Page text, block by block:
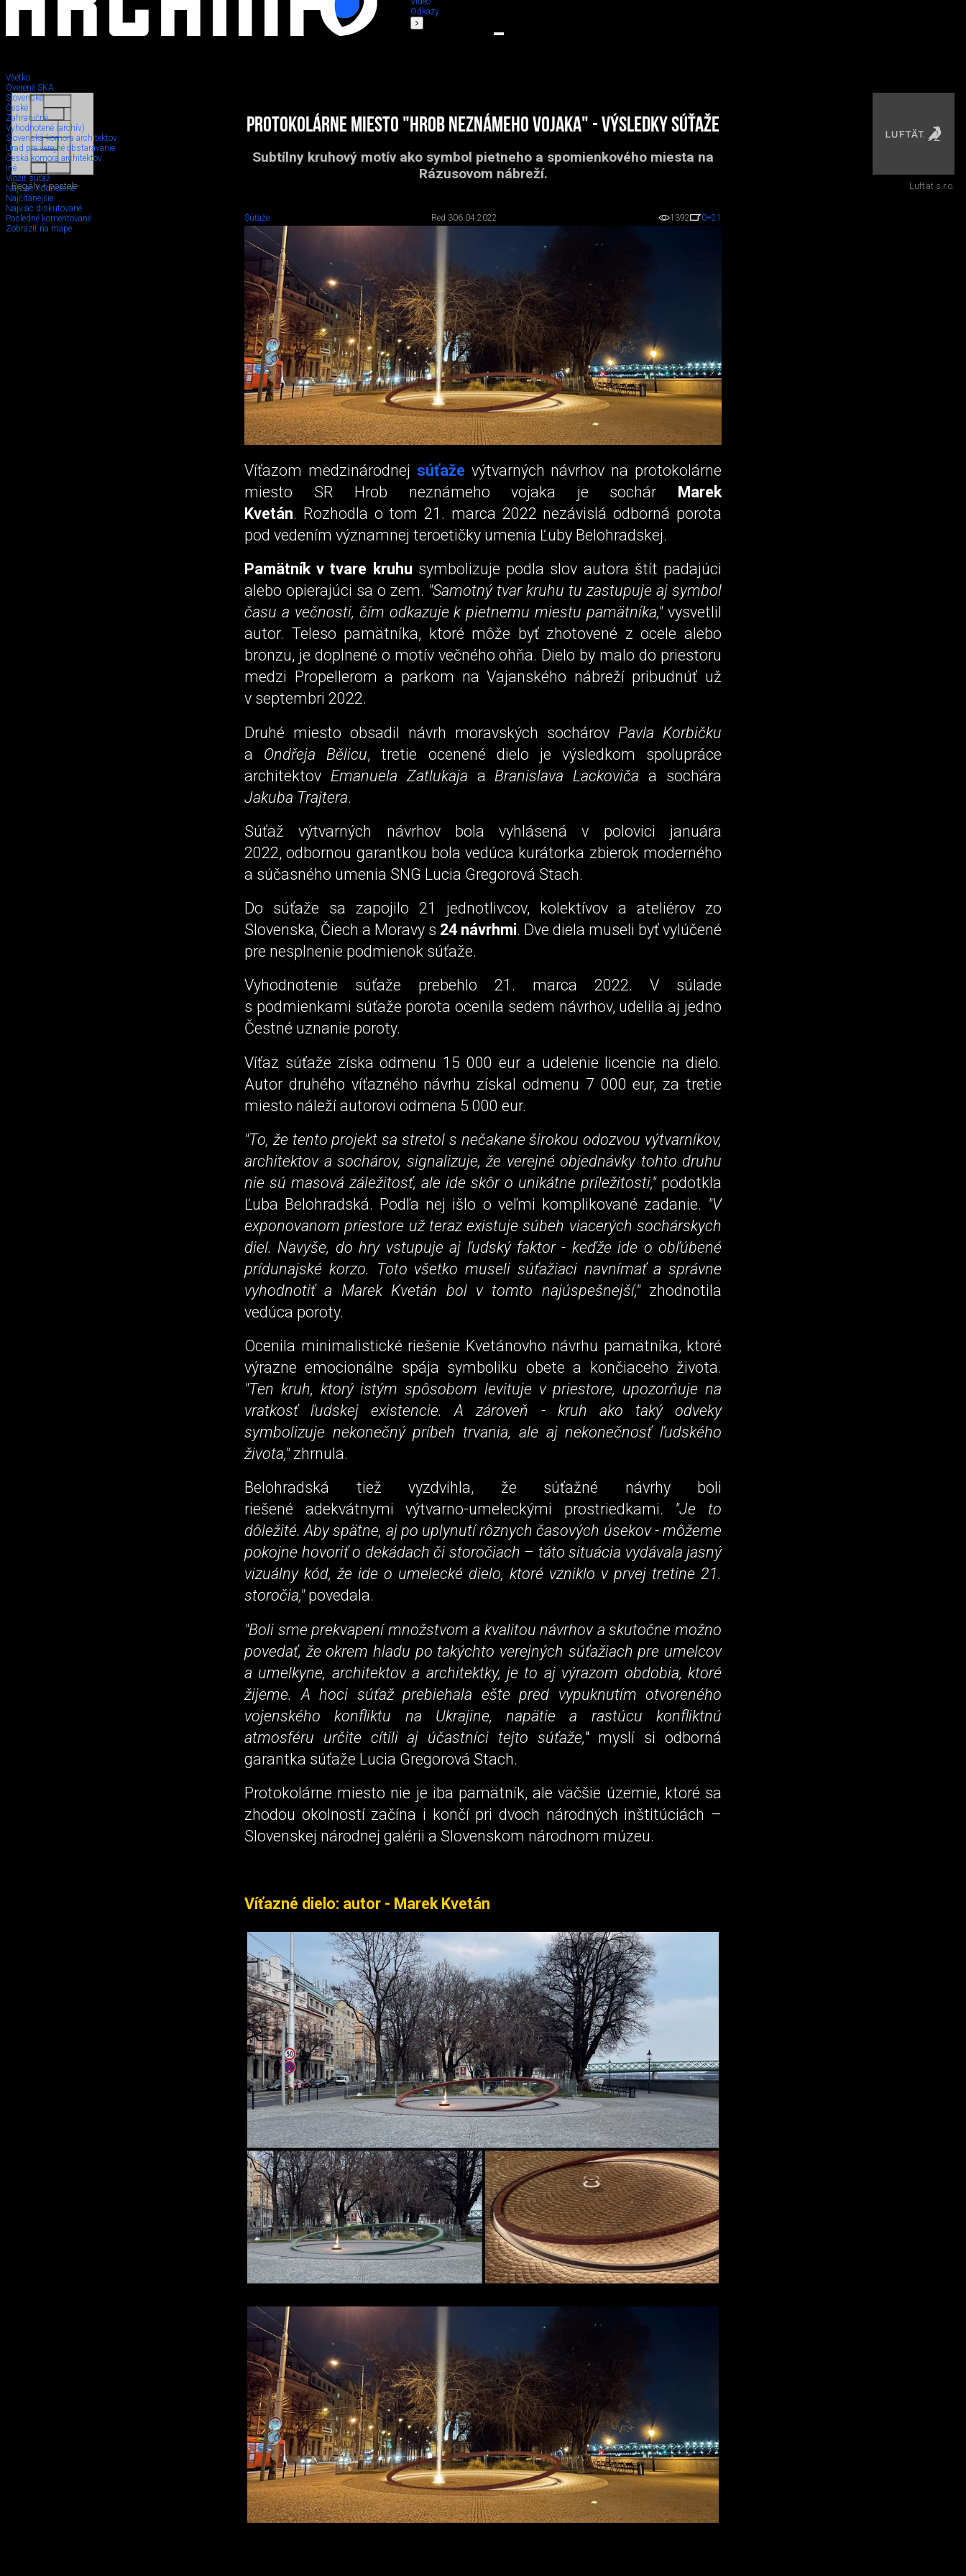
Odkazy
Všetko
Overené SKA
Slovenské
České
Zahraničné
Vyhodnotené (archív)
Slovenská komora architektov
Úrad pre verejné obstarávanie
Česká komora architektov
Iné
Vložiť súťaž
Najviac hodnotené
Najčítanejšie
Najviac diskutované
Posledné komentované
Zobraziť na mape
Protokolárne miesto "Hrob neznámeho vojaka" - výsledky súťaže
Subtílny kruhový motív ako symbol pietneho a spomienkového miesta na
Rázusovom nábreží.
Súťaže Red 306.04.2022 1392 0+21
Víťazom medzinárodnej súťaže výtvarných návrhov na protokolárne
miesto SR Hrob neznámeho vojaka je sochár Marek
Kvetán. Rozhodla o tom 21. marca 2022 nezávislá odborná porota
pod vedením významnej teroetičky umenia Ľuby Belohradskej.
Pamätník v tvare kruhu symbolizuje podla slov autora štít padajúci
alebo opierajúci sa o zem. "Samotný tvar kruhu tu zastupuje aj symbol
času a večnosti, čím odkazuje k pietnemu miestu pamätníka,"vysvetlil
autor. Teleso pamätníka, ktoré môže byť zhotovené z ocele alebo
bronzu, je doplnené o motív večného ohňa. Dielo by malo do priestoru
medzi Propellerom a parkom na Vajanského nábreží pribudnúť už
v septembri 2022.
Druhé miesto obsadil návrh moravských sochárov Pavla Korbičku
a Ondřeja Bělicu, tretie ocenené dielo je výsledkom spolupráce
architektov Emanuela Zatlukaja a Branislava Lackoviča a sochára
Jakuba Trajtera.
Súťaž výtvarných návrhov bola vyhlásená v polovici januára
2022, odbornou garantkou bola vedúca kurátorka zbierok moderného
a súčasného umenia SNG Lucia Gregorová Stach.
Do súťaže sa zapojilo 21 jednotlivcov, kolektívov a ateliérov zo
Slovenska, Čiech a Moravy s 24 návrhmi. Dve diela museli byť vylúčené
pre nesplnenie podmienok súťaže.
Vyhodnotenie súťaže prebehlo 21. marca 2022. V súlade
s podmienkami súťaže porota ocenila sedem návrhov, udelila aj jedno
Čestné uznanie poroty.
Víťaz súťaže získa odmenu 15 000 eur a udelenie licencie na dielo.
Autor druhého víťazného návrhu získal odmenu 7 000 eur, za tretie
miesto náleží autorovi odmena 5 000 eur.
"To, že tento projekt sa stretol s nečakane širokou odozvou výtvarníkov,
architektov a sochárov, signalizuje, že verejné objednávky tohto druhu
nie sú masová záležitosť, ale ide skôr o unikátne príležitosti,"podotkla
Ľuba Belohradská. Podľa nej išlo o veľmi komplikované zadanie. "V
exponovanom priestore už teraz existuje súbeh viacerých sochárskych
diel. Navyše, do hry vstupuje aj ľudský faktor - keďže ide o obľúbené
prídunajské korzo. Toto všetko museli súťažiaci navnímať a správne
vyhodnotiť a Marek Kvetán bol v tomto najúspešnejší,"zhodnotila
vedúca poroty.
Ocenila minimalistické riešenie Kvetánovho návrhu pamätníka, ktoré
výrazne emocionálne spája symboliku obete a končiaceho života.
"Ten kruh, ktorý istým spôsobom levituje v priestore, upozorňuje na
vratkosť ľudskej existencie. A zároveň - kruh ako taký odveky
symbolizuje nekonečný príbeh trvania, ale aj nekonečnosť ľudského
života,"zhrnula.
Belohradská tiež vyzdvihla, že súťažné návrhy boli
riešené adekvátnymi výtvarno-umeleckými prostriedkami. "Je to
dôležité. Aby spätne, aj po uplynutí rôznych časových úsekov - môžeme
pokojne hovoriť o dekádach či storočiach – táto situácia vydávala jasný
vizuálny kód, že ide o umelecké dielo, ktoré vzniklo v prvej tretine 21.
storočia,"povedala.
"Boli sme prekvapení množstvom a kvalitou návrhov a skutočne možno
povedať, že okrem hladu po takýchto verejných súťažiach pre umelcov
a umelkyne, architektov a architektky, je to aj výrazom obdobia, ktoré
žijeme. A hoci súťaž prebiehala ešte pred vypuknutím otvoreného
vojenského konfliktu na Ukrajine, napätie a rastúcu konfliktnú
atmosféru určite cítili aj účastníci tejto súťaže," myslí si odborná
garantka súťaže Lucia Gregorová Stach.
Protokolárne miesto nie je iba pamätník, ale väčšie územie, ktoré sa
zhodou okolností začína i končí pri dvoch národných inštitúciách –
Slovenskej národnej galérii a Slovenskom národnom múzeu.
Víťazné dielo: autor - Marek Kvetán
Regály + postele Luftät s.r.o.